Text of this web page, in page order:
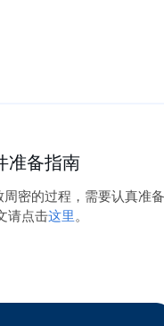
准备指南
密的过程，需要认真准备
请点击这里。